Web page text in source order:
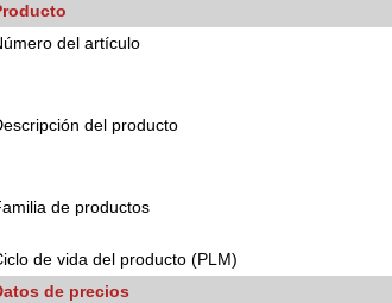
del artículo
del producto
de productos
de vida del producto (PLM)
de precios